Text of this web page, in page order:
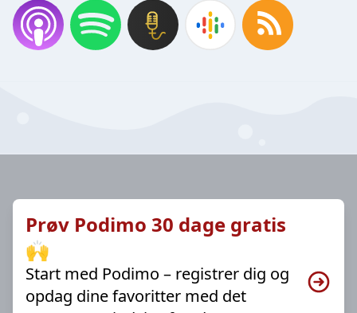
Prøv Podimo 30 dage gratis
🙌
Start med Podimo – registrer dig og
opdag dine favoritter med det